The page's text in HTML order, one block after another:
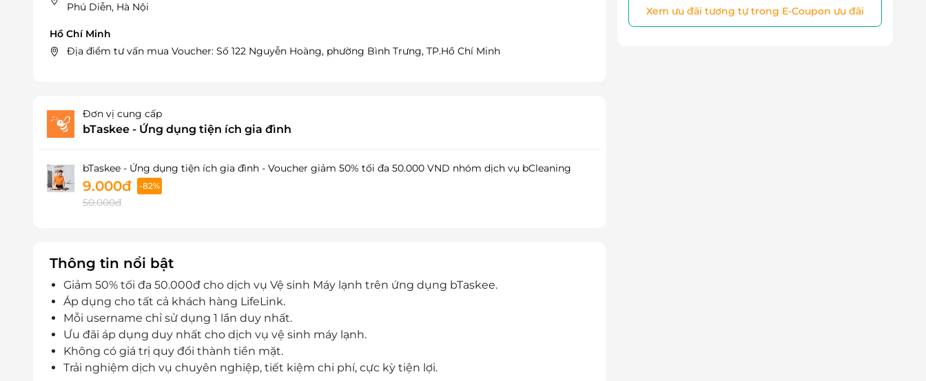
Phú Diễn, Hà Nội
Hồ Chí Minh
Địa điểm tư vấn mua Voucher: Số 122 Nguyễn Hoàng, phường Bình Trưng, TP.Hồ Chí Minh
Đơn vị cung cấp
bTaskee - Ứng dụng tiện ích gia đình
bTaskee - Ứng dụng tiện ích gia đình - Voucher giảm 50% tối đa 50.000 VND nhóm dịch vụ bCleaning
9.000đ -82%
50.000đ
Thông tin nổi bật
Giảm 50% tối đa 50.000đ cho dịch vụ Vệ sinh Máy lạnh trên ứng dụng bTaskee.
Áp dụng cho tất cả khách hàng LifeLink.
Mỗi username chỉ sử dụng 1 lần duy nhất.
Ưu đãi áp dụng duy nhất cho dịch vụ vệ sinh máy lạnh.
Không có giá trị quy đổi thành tiền mặt.
Trải nghiệm dịch vụ chuyên nghiệp, tiết kiệm chi phí, cực kỳ tiện lợi.
Xem ưu đãi tương tự trong E-Coupon ưu đãi